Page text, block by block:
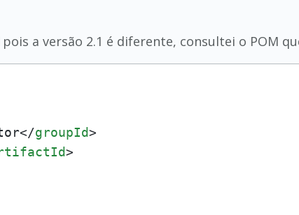
a versão 2.1 é diferente, consultei o POM
</groupId>
>